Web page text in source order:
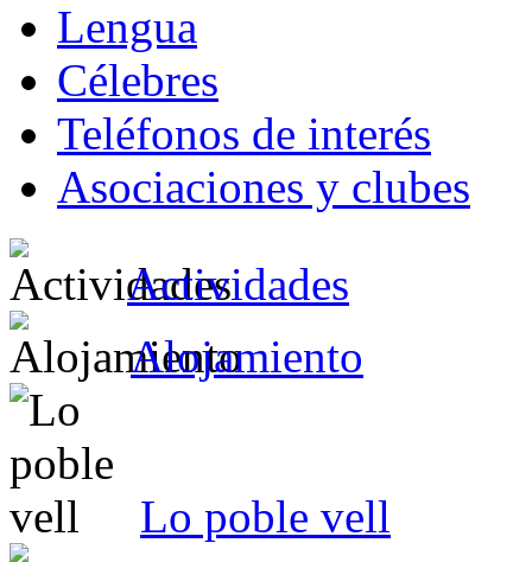
Lengua
Célebres
Teléfonos de interés
Asociaciones y clubes
Actividades
Alojamiento
Lo poble vell